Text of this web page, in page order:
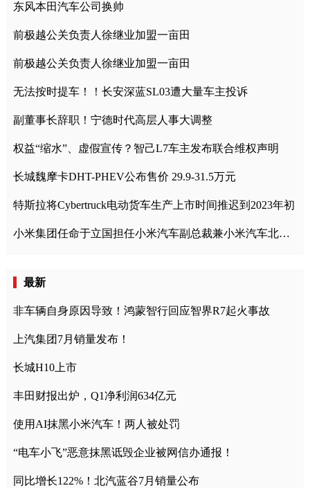
东风本田汽车公司换帅
前极越公关负责人徐继业加盟一亩田
前极越公关负责人徐继业加盟一亩田
无法按时提车！！长安深蓝SL03遭大量车主投诉
副董事长辞职！宁德时代高层人事大调整
权益“缩水”、虚假宣传？智己L7车主发布联合维权声明
长城魏摩卡DHT-PHEV公布售价 29.9-31.5万元
特斯拉将Cybertruck电动货车生产上市时间推迟到2023年初
小米集团任命于立国担任小米汽车副总裁兼小米汽车北京总部政委
最新
非车辆自身原因导致！鸿蒙智行回应智界R7起火事故
上汽集团7月销量发布！
长城H10上市
丰田财报出炉，Q1净利润634亿元
使用AI抹黑小米汽车！两人被处罚
“电车小飞”恶意抹黑诋毁企业被网信办通报！
同比增长122%！北汽蓝谷7月销量公布